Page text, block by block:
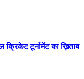
क्रिकेट टूर्नामेंट का ख़िताब